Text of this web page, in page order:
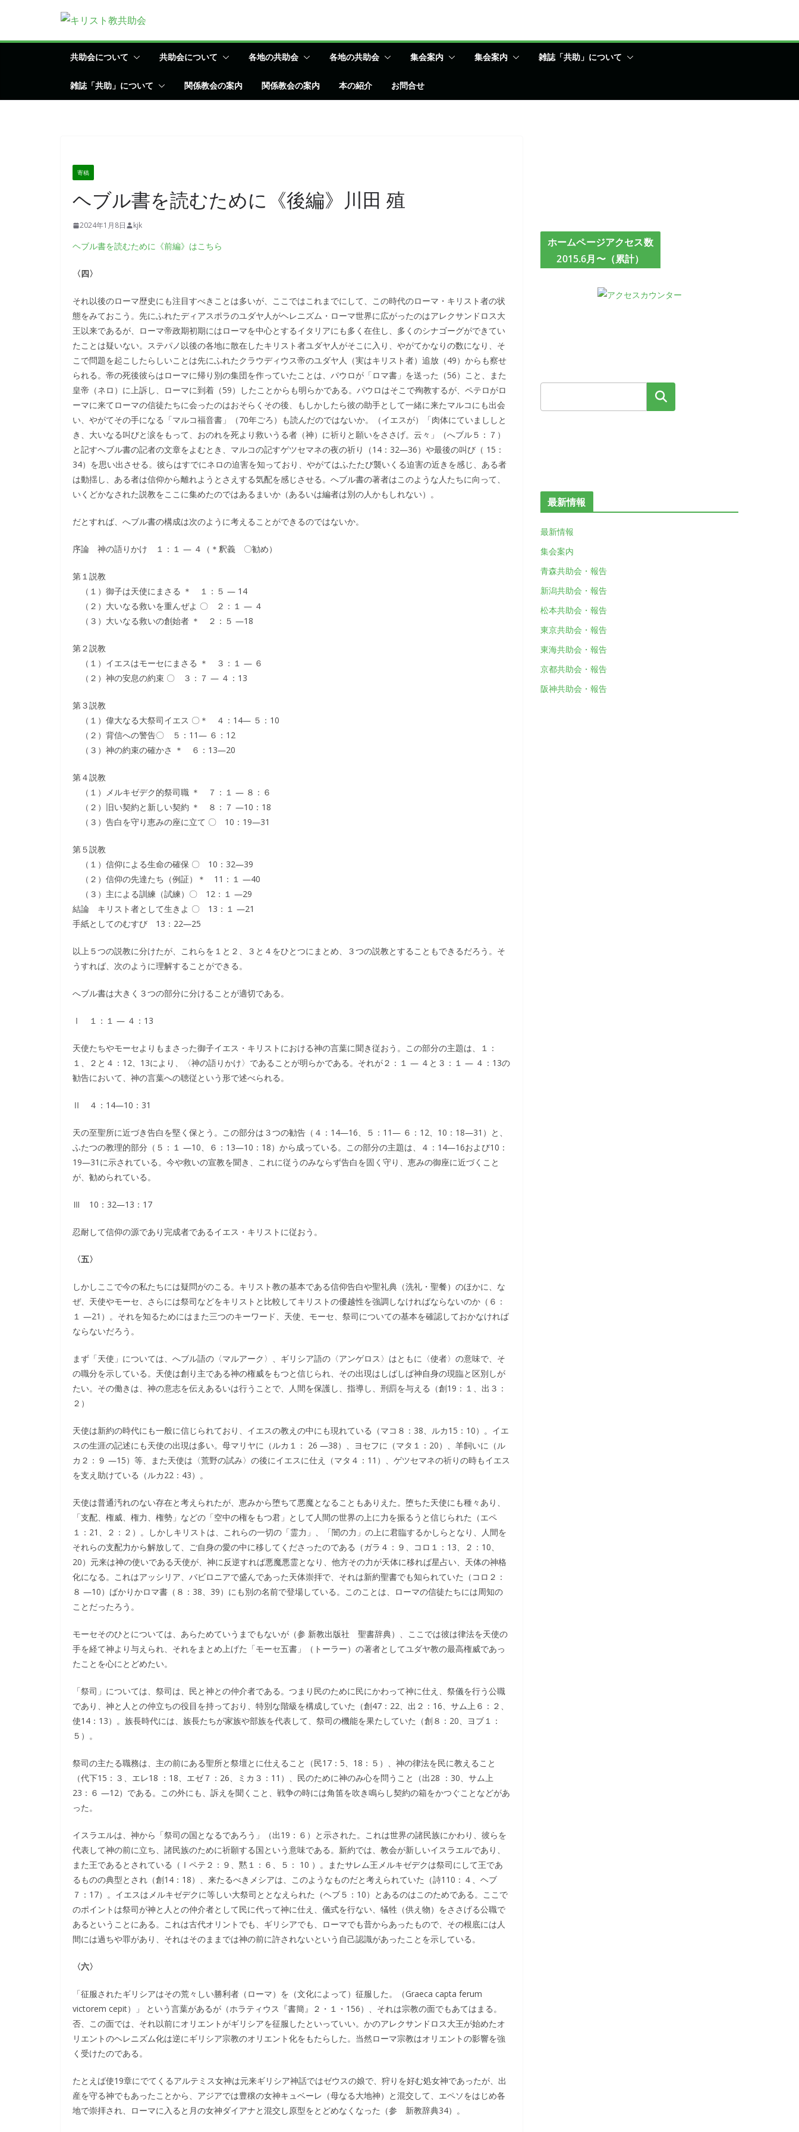
テ
共助会について 共助会について 各地の共助会 各地の共助会 集会案内 集会案内 雑誌「共助」について
雑誌「共助」について 関係教会の案内 関係教会の案内 本の紹介 お問合せ
寄稿
ヘブル書を読むために《後編》川田 殖
2024年1月8日 kjk
ヘブル書を読むために《前編》はこちら
〈四〉
それ以後のローマ歴史にも注目すべきことは多いが、ここではこれまでにして、この時代のローマ・キリスト者の状
態をみておこう。先にふれたディアスポラのユダヤ人がヘレニズム・ローマ世界に広がったのはアレクサンドロス大
王以来であるが、ローマ帝政期初期にはローマを中心とするイタリアにも多く在住し、多くのシナゴーグができてい
たことは疑いない。ステパノ以後の各地に散在したキリスト者ユダヤ人がそこに入り、やがてかなりの数になり、そ
こで問題を起こしたらしいことは先にふれたクラウディウス帝のユダヤ人（実はキリスト者）追放（49）からも察せ
られる。帝の死後彼らはローマに帰り別の集団を作っていたことは、パウロが「ロマ書」を送った（56）こと、また
皇帝（ネロ）に上訴し、ローマに到着（59）したことからも明らかである。パウロはそこで殉教するが、ペテロがロ
ーマに来てローマの信徒たちに会ったのはおそらくその後、もしかしたら彼の助手として一緒に来たマルコにも出会
い、やがてその手になる「マルコ福音書」（70年ごろ）も読んだのではないか。（イエスが）「肉体にていまししと
き、大いなる叫びと涙をもって、おのれを死より救いうる者（神）に祈りと願いをささげ。云々」（へブル５：７）
と記すヘブル書の記者の文章をよむとき、マルコの記すゲツセマネの夜の祈り（14：32―36）や最後の叫び（ 15：
34）を思い出させる。彼らはすでにネロの迫害を知っており、やがてはふたたび襲いくる迫害の近きを感じ、ある者
は動揺し、ある者は信仰から離れようとさえする気配を感じさせる。へブル書の著者はこのような人たちに向って、
いくどかなされた説教をここに集めたのではあるまいか（あるいは編者は別の人かもしれない）。
だとすれば、へブル書の構成は次のように考えることができるのではないか。
序論 神の語りかけ １：１ ― ４（＊釈義 〇勧め）
第１説教
（１）御子は天使にまさる ＊ １：５ ― 14
（２）大いなる救いを重んぜよ 〇 ２：１ ― ４
（３）大いなる救いの創始者 ＊ ２：５ ―18
第２説教
（１）イエスはモーセにまさる ＊ ３：１ ― ６
（２）神の安息の約束 〇 ３：７ ― ４：13
第３説教
（１）偉大なる大祭司イエス 〇＊ ４：14― ５：10
（２）背信への警告〇 ５：11― ６：12
（３）神の約束の確かさ ＊ ６：13―20
第４説教
（１）メルキゼデク的祭司職 ＊ ７：１ ― ８：６
（２）旧い契約と新しい契約 ＊ ８：７ ―10：18
（３）告白を守り恵みの座に立て 〇 10：19―31
第５説教
（１）信仰による生命の確保 〇 10：32―39
（２）信仰の先達たち（例証）＊ 11：１ ―40
（３）主による訓練（試練）〇 12：１ ―29
結論 キリスト者として生きよ 〇 13：１ ―21
手紙としてのむすび 13：22―25
以上５つの説教に分けたが、これらを１と２、３と４をひとつにまとめ、３つの説教とすることもできるだろう。そ
うすれば、次のように理解することができる。
へブル書は大きく３つの部分に分けることが適切である。
Ⅰ １：１ ― ４：13
天使たちやモーセよりもまさった御子イエス・キリストにおける神の言葉に聞き従おう。この部分の主題は、１：
１、２と４：12、13により、〈神の語りかけ〉であることが明らかである。それが２：１ ― ４と３：１ ― ４：13の
勧告において、神の言葉への聴従という形で述べられる。
Ⅱ ４：14―10：31
天の至聖所に近づき告白を堅く保とう。この部分は３つの勧告（４：14―16、５：11― ６：12、10：18―31）と、
ふたつの教理的部分（５：１ ―10、６：13―10：18）から成っている。この部分の主題は、４：14―16および10：
19―31に示されている。今や救いの宣教を聞き、これに従うのみならず告白を固く守り、恵みの御座に近づくこと
が、勧められている。
Ⅲ 10：32―13：17
忍耐して信仰の源であり完成者であるイエス・キリストに従おう。
〈五〉
しかしここで今の私たちには疑問がのこる。キリスト教の基本である信仰告白や聖礼典（洗礼・聖餐）のほかに、な
ぜ、天使やモーセ、さらには祭司などをキリストと比較してキリストの優越性を強調しなければならないのか（６：
１ ―21）。それを知るためにはまた三つのキーワード、天使、モーセ、祭司についての基本を確認しておかなければ
ならないだろう。
まず「天使」については、へブル語の〈マルアーク〉、ギリシア語の〈アンゲロス〉はともに〈使者〉の意味で、そ
の職分を示している。天使は創り主である神の権威をもつと信じられ、その出現はしばしば神自身の現臨と区別しが
たい。その働きは、神の意志を伝えあるいは行うことで、人間を保護し、指導し、刑罰を与える（創19：１、出３：
２）
天使は新約の時代にも一般に信じられており、イエスの教えの中にも現れている（マコ８：38、ルカ15：10）。イエ
スの生涯の記述にも天使の出現は多い。母マリヤに（ルカ１： 26 ―38）、ヨセフに（マタ１：20）、羊飼いに（ル
カ２：９ ―15）等、また天使は〈荒野の試み〉の後にイエスに仕え（マタ４：11）、ゲツセマネの祈りの時もイエス
を支え助けている（ルカ22：43）。
天使は普通汚れのない存在と考えられたが、恵みから堕ちて悪魔となることもありえた。堕ちた天使にも種々あり、
「支配、権威、権力、権勢」などの「空中の権をもつ君」として人間の世界の上に力を振るうと信じられた（エペ
１：21、２：２）。しかしキリストは、これらの一切の「霊力」、「闇の力」の上に君臨するかしらとなり、人間を
それらの支配力から解放して、ご自身の愛の中に移してくださったのである（ガラ４：９、コロ１：13、２：10、
20）元来は神の使いである天使が、神に反逆すれば悪魔悪霊となり、他方その力が天体に移れば星占い、天体の神格
化になる。これはアッシリア、バビロニアで盛んであった天体崇拝で、それは新約聖書でも知られていた（コロ２：
８ ―10）ばかりかロマ書（８：38、39）にも別の名前で登場している。このことは、ローマの信徒たちには周知の
ことだったろう。
モーセそのひとについては、あらためていうまでもないが（参 新教出版社 聖書辞典）、ここでは彼は律法を天使の
手を経て神より与えられ、それをまとめ上げた「モーセ五書」（トーラー）の著者としてユダヤ教の最高権威であっ
たことを心にとどめたい。
「祭司」については、祭司は、民と神との仲介者である。つまり民のために民にかわって神に仕え、祭儀を行う公職
であり、神と人との仲立ちの役目を持っており、特別な階級を構成していた（創47：22、出２：16、サム上６：２、
使14：13）。族長時代には、族長たちが家族や部族を代表して、祭司の機能を果たしていた（創８：20、ヨブ１：
５）。
祭司の主たる職務は、主の前にある聖所と祭壇とに仕えること（民17：5、18：５）、神の律法を民に教えること
（代下15：３、エレ18 ：18、エゼ７：26、ミカ３：11）、民のために神のみ心を問うこと（出28 ：30、サム上
23：６ ―12）である。この外にも、訴えを聞くこと、戦争の時には角笛を吹き鳴らし契約の箱をかつぐことなどがあ
った。
イスラエルは、神から「祭司の国となるであろう」（出19：６）と示された。これは世界の諸民族にかわり、彼らを
代表して神の前に立ち、諸民族のために祈願する国という意味である。新約では、教会が新しいイスラエルであり、
また王であるとされている（Ⅰペテ２：９、黙１：６、５： 10 ）。またサレム王メルキゼデクは祭司にして王であ
るものの典型とされ（創14：18）、来たるべきメシアは、このようなものだと考えられていた（詩110：４、ヘブ
７：17）。イエスはメルキゼデクに等しい大祭司ととなえられた（ヘブ５：10）とあるのはこのためである。ここで
のポイントは祭司が神と人との仲介者として民に代って神に仕え、儀式を行ない、犠牲（供え物）をささげる公職で
あるということにある。これは古代オリントでも、ギリシアでも、ローマでも昔からあったもので、その根底には人
間には過ちや罪があり、それはそのままでは神の前に許されないという自己認識があったことを示している。
〈六〉
「征服されたギリシアはその荒々しい勝利者（ローマ）を（文化によって）征服した。（Graeca capta ferum
victorem cepit）」 という言葉があるが（ホラティウス『書簡』２・１・156）、それは宗教の面でもあてはまる。
否、この面では、それ以前にオリエントがギリシアを征服したといっていい。かのアレクサンドロス大王が始めたオ
リエントのヘレニズム化は逆にギリシア宗教のオリエント化をもたらした。当然ローマ宗教はオリエントの影響を強
く受けたのである。
たとえば使19章にでてくるアルテミス女神は元来ギリシア神話ではゼウスの娘で、狩りを好む処女神であったが、出
産を守る神でもあったことから、アジアでは豊穣の女神キュベーレ（母なる大地神）と混交して、エペソをはじめ各
地で崇拝され、ローマに入ると月の女神ダイアナと混交し原型をとどめなくなった（参 新教辞典34）。
ホームページアクセス数
2015.6月〜（累計）
検索
最新情報
最新情報
集会案内
青森共助会・報告
新潟共助会・報告
松本共助会・報告
東京共助会・報告
東海共助会・報告
京都共助会・報告
阪神共助会・報告